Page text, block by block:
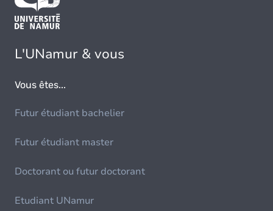
L'UNamur & vous
Vous êtes...
Futur étudiant bachelier
Futur étudiant master
Doctorant ou futur doctorant
Etudiant UNamur